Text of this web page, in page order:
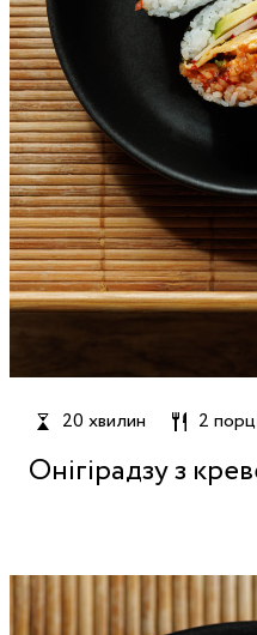
20 хвилин 2
Онігірадзу з